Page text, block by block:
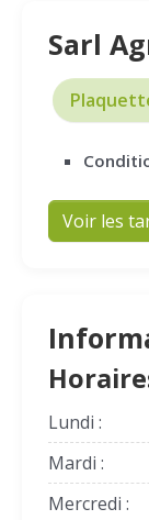
Sarl
Voir les
Lundi :
Mardi :
Mercredi :